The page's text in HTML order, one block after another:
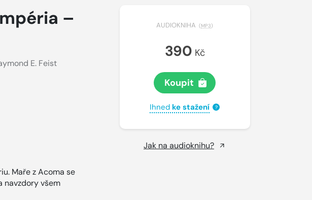
–
E. Feist
Maře z Acoma se
navzdory všem
AUDIOKNIHA (MP3)
390 Kč
Koupit
Ihned ke stažení ?
Jak na audioknihu?